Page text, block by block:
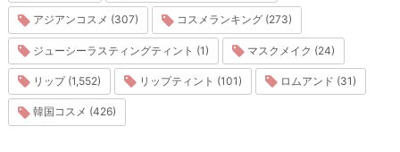
アジアンコスメ (307) コスメランキング (273)
ジューシーラスティングティント (1) マスクメイク (24)
リップ (1,552) リップティント (101) ロムアンド (31)
韓国コスメ (426)